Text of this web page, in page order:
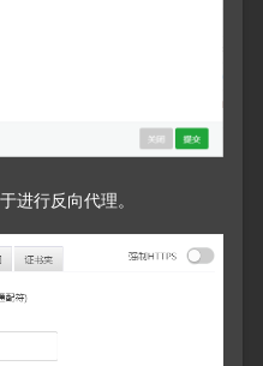
进行反向代理。